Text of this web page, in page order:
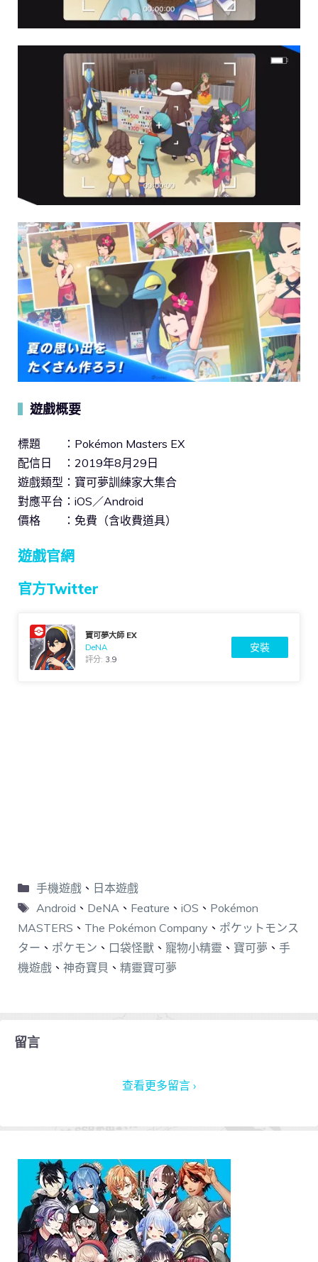
遊戲概要
標題 ：Pokémon Masters EX
配信日 ：2019年8月29日
遊戲類型：寶可夢訓練家大集合
對應平台：iOS／Android
價格 ：免費（含收費道具）
遊戲官網
官方Twitter
寶可夢大師 EX
DeNA
評分: 3.9
安裝
手機遊戲、 日本遊戲
Android 、 DeNA 、 Feature 、 iOS 、 Pokémon
MASTERS 、 The Pokémon Company 、 ポケットモンス
ター 、 ポケモン 、 口袋怪獸 、 寵物小精靈 、 寶可夢 、 手
機遊戲 、 神奇寶貝 、 精靈寶可夢
留言
查看更多留言 ›